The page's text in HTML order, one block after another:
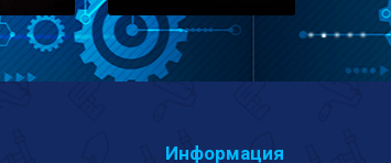
Информация